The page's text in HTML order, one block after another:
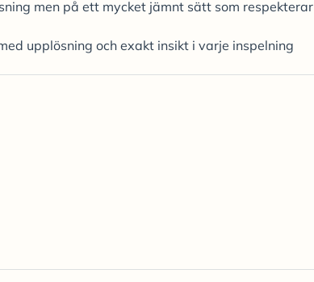
men på ett mycket jämnt sätt som respekterar
upplösning och exakt insikt i varje inspelning